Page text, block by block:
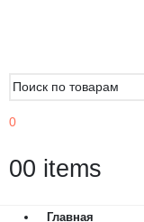
0
00 items
Главная